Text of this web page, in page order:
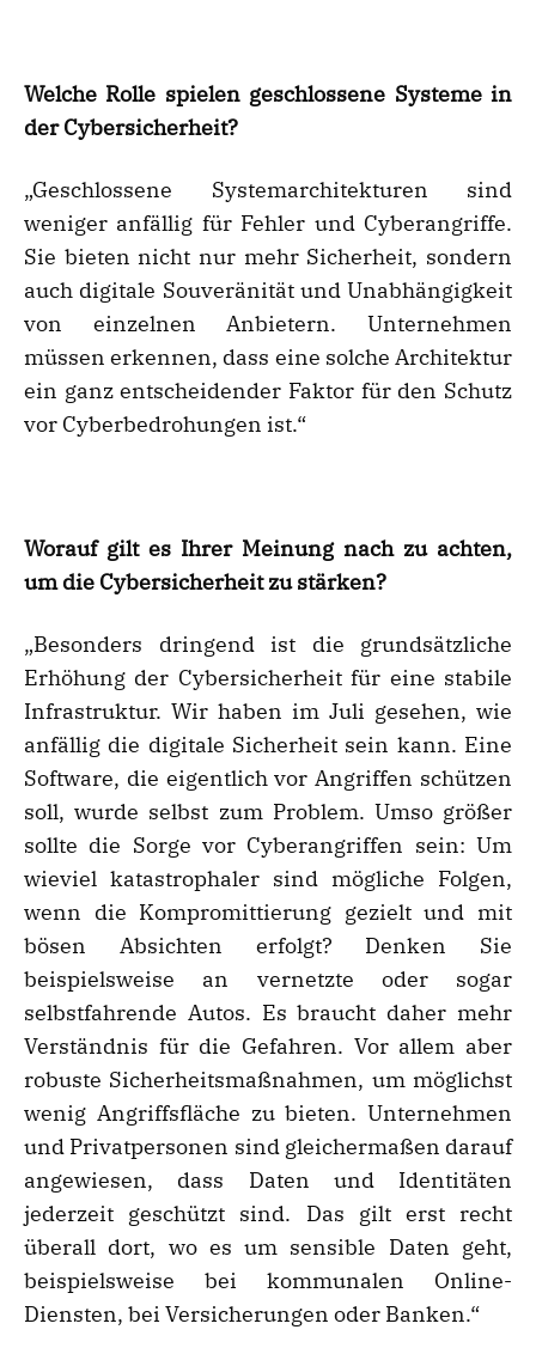
Welche Rolle spielen geschlossene Systeme in
der Cybersicherheit?
„Geschlossene Systemarchitekturen sind
weniger anfällig für Fehler und Cyberangriffe.
Sie bieten nicht nur mehr Sicherheit, sondern
auch digitale Souveränität und Unabhängigkeit
von einzelnen Anbietern. Unternehmen
müssen erkennen, dass eine solche Architektur
ein ganz entscheidender Faktor für den Schutz
vor Cyberbedrohungen ist.“
Worauf gilt es Ihrer Meinung nach zu achten,
um die Cybersicherheit zu stärken?
„Besonders dringend ist die grundsätzliche
Erhöhung der Cybersicherheit für eine stabile
Infrastruktur. Wir haben im Juli gesehen, wie
anfällig die digitale Sicherheit sein kann. Eine
Software, die eigentlich vor Angriffen schützen
soll, wurde selbst zum Problem. Umso größer
sollte die Sorge vor Cyberangriffen sein: Um
wieviel katastrophaler sind mögliche Folgen,
wenn die Kompromittierung gezielt und mit
bösen Absichten erfolgt? Denken Sie
beispielsweise an vernetzte oder sogar
selbstfahrende Autos. Es braucht daher mehr
Verständnis für die Gefahren. Vor allem aber
robuste Sicherheitsmaßnahmen, um möglichst
wenig Angriffsfläche zu bieten. Unternehmen
und Privatpersonen sind gleichermaßen darauf
angewiesen, dass Daten und Identitäten
jederzeit geschützt sind. Das gilt erst recht
überall dort, wo es um sensible Daten geht,
beispielsweise bei kommunalen Online-
Diensten, bei Versicherungen oder Banken.“